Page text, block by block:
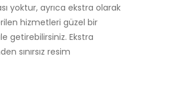
yoktur, ayrıca ekstra olarak
hizmetleri güzel bir
getirebilirsiniz. Ekstra
sınırsız resim